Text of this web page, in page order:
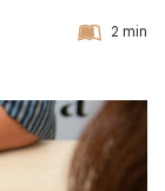
2 min